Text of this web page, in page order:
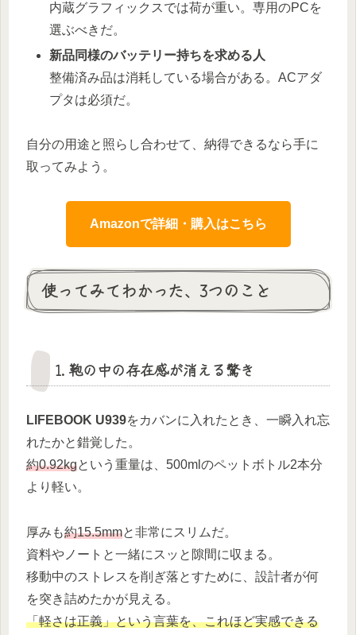
内蔵グラフィックスでは荷が重い。専用のPCを
選ぶべきだ。
新品同様のバッテリー持ちを求める人
整備済み品は消耗している場合がある。ACアダ
プタは必須だ。
自分の用途と照らし合わせて、納得できるなら手に
取ってみよう。
Amazonで詳細・購入はこちら
使ってみてわかった、3つのこと
1. 鞄の中の存在感が消える驚き
LIFEBOOK U939をカバンに入れたとき、一瞬入れ忘
れたかと錯覚した。
約0.92kgという重量は、500mlのペットボトル2本分
より軽い。
厚みも約15.5mmと非常にスリムだ。
資料やノートと一緒にスッと隙間に収まる。
移動中のストレスを削ぎ落とすために、設計者が何
を突き詰めたかが見える。
「軽さは正義」という言葉を、これほど実感できる